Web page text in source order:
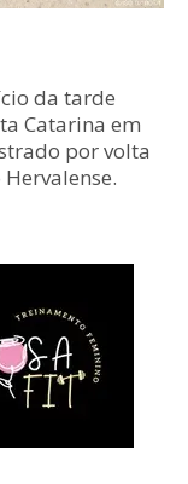
da tarde
Catarina em
por volta